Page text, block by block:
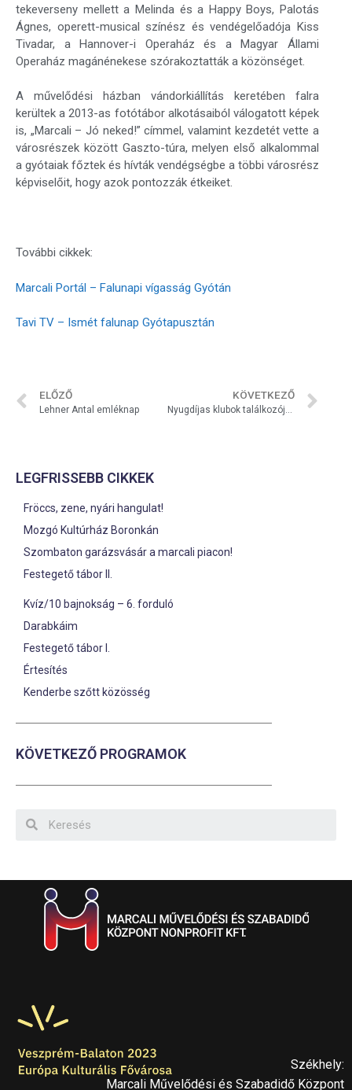
tekeverseny mellett a Melinda és a Happy Boys, Palotás
Ágnes, operett-musical színész és vendégelőadója Kiss
Tivadar, a Hannover-i Operaház és a Magyar Állami
Operaház magánénekese szórakoztatták a közönséget.
A művelődési házban vándorkiállítás keretében falra
kerültek a 2013-as fotótábor alkotásaiból válogatott képek
is, „Marcali – Jó neked!” címmel, valamint kezdetét vette a
városrészek között Gaszto-túra, melyen első alkalommal
a gyótaiak főztek és hívták vendégségbe a többi városrész
képviselőit, hogy azok pontozzák étkeiket.
További cikkek:
Marcali Portál – Falunapi vígasság Gyótán
Tavi TV – Ismét falunap Gyótapusztán
ELŐZŐ
Lehner Antal emléknap
KÖVETKEZŐ
Nyugdíjas klubok találkozója Gyótán
LEGFRISSEBB CIKKEK
Fröccs, zene, nyári hangulat!
Mozgó Kultúrház Boronkán
Szombaton garázsvásár a marcali piacon!
Festegető tábor II.
Kvíz/10 bajnokság – 6. forduló
Darabkáim
Festegető tábor I.
Értesítés
Kenderbe szőtt közösség
KÖVETKEZŐ PROGRAMOK
Székhely:
Marcali Művelődési és Szabadidő Központ